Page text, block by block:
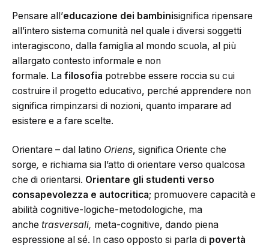
Pensare all’educazione dei bambinisignifica ripensare
all’intero sistema comunità nel quale i diversi soggetti
interagiscono, dalla famiglia al mondo scuola, al più
allargato contesto informale e non
formale. La filosofia potrebbe essere roccia su cui
costruire il progetto educativo, perché apprendere non
significa rimpinzarsi di nozioni, quanto imparare ad
esistere e a fare scelte.
Orientare – dal latino Oriens, significa Oriente che
sorge, e richiama sia l’atto di orientare verso qualcosa
che di orientarsi. Orientare gli studenti verso
consapevolezza e autocritica; promuovere capacità e
abilità cognitive-logiche-metodologiche, ma
anche trasversali, meta-cognitive, dando piena
espressione al sé. In caso opposto si parla di povertà